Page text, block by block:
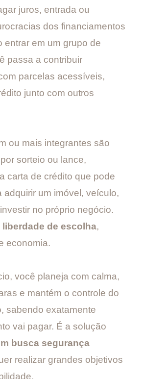
juros, entrada ou
dos financiamentos
entrar em um grupo de
passa a contribuir
parcelas acessíveis,
junto com outros
ou mais integrantes são
sorteio ou lance,
carta de crédito que pode
adquirir um imóvel, veículo,
no próprio negócio.
liberdade de escolha,
economia.
você planeja com calma,
e mantém o controle do
sabendo exatamente
vai pagar. É a solução
busca segurança
realizar grandes objetivos